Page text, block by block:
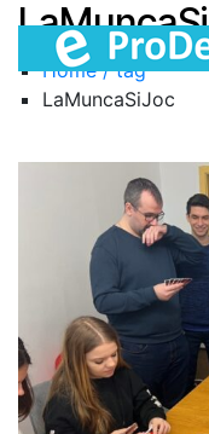
Home / tag
LaMuncaSiJoc